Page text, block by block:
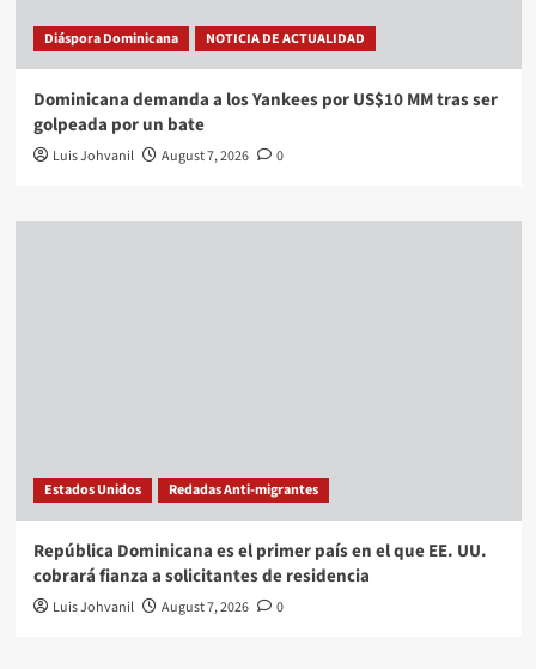
Diáspora Dominicana NOTICIA DE ACTUALIDAD
Dominicana demanda a los Yankees por US$10 MM tras ser
golpeada por un bate
Luis Johvanil August 7, 2026 0
Estados Unidos Redadas Anti-migrantes
República Dominicana es el primer país en el que EE. UU.
cobrará fianza a solicitantes de residencia
Luis Johvanil August 7, 2026 0